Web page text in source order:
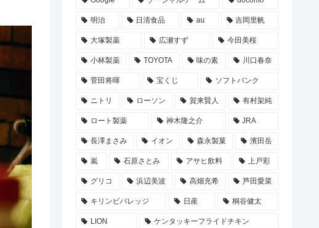
明治 日清食品 au 吉岡里帆
大塚製薬 広瀬すず 今田美桜
小林製薬 TOYOTA 味の素 川口春奈
菅田将暉 宝くじ ソフトバンク
ニトリ ローソン 賀来賢人 有村架純
ロート製薬 神木隆之介 JRA
長澤まさみ イオン 森永製菓 濱田岳
嵐 石原さとみ アサヒ飲料 上戸彩
グリコ 浜辺美波 高畑充希 芦田愛菜
キリンビバレッジ 日産 桐谷健太
LION ケンタッキーフライドチキン